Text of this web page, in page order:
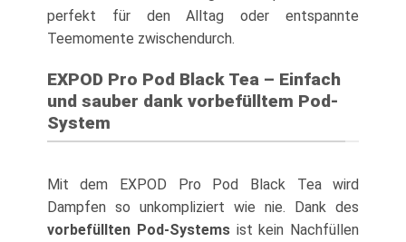
perfekt für den Alltag oder entspannte
Teemomente zwischendurch.
EXPOD Pro Pod Black Tea – Einfach
und sauber dank vorbefülltem Pod-
System
Mit dem EXPOD Pro Pod Black Tea wird
Dampfen so unkompliziert wie nie. Dank des
vorbefüllten Pod-Systemsist kein Nachfüllen